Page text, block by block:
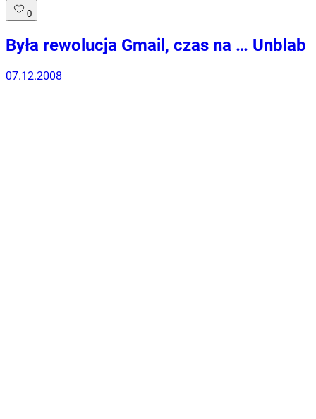
0
Była rewolucja Gmail, czas na … Unblab
07.12.2008